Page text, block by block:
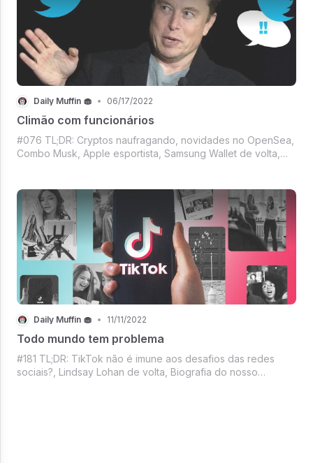
Daily Muffin 🧁 • 06/17/2022
Climão com funcionários
#076 TL;DR: Cryptos naufragando, novidades no OpenSea,
Combo Musk, Apple esportista, Samsung Wallet de volta,
DM de hoje. (Não vá esquece
Daily Muffin 🧁 • 11/11/2022
Todo mundo tem problema
#181 TL;DR: TikTok não é imune aos desafios das redes
sociais?, Lindsay Lohan de volta, Biografia do nosso